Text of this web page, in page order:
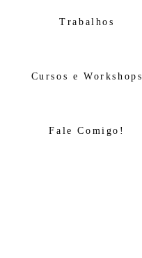
Trabalhos
Cursos e Workshops
Fale Comigo!